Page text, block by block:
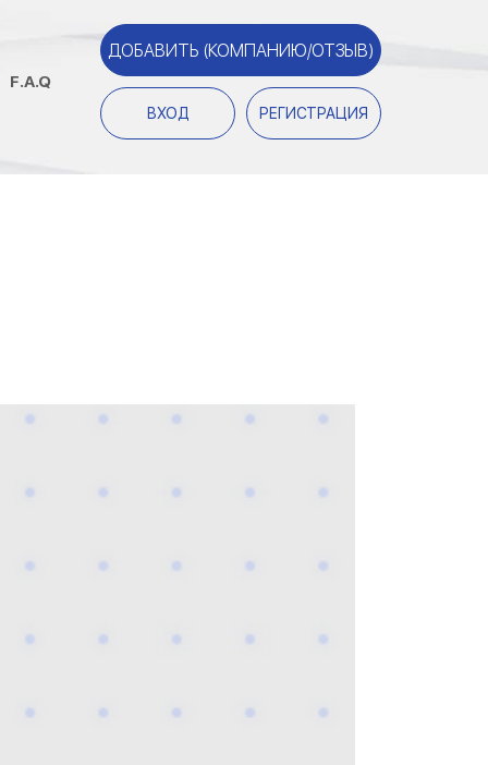
F.A.Q
ДОБАВИТЬ (КОМПАНИЮ/ОТЗЫВ)
ВХОД РЕГИСТРАЦИЯ